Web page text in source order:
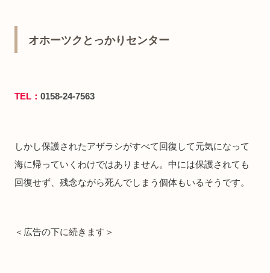
オホーツクとっかりセンター
TEL： 0158-24-7563
しかし保護されたアザラシがすべて回復して元気になって
海に帰っていくわけではありません。中には保護されても
回復せず、残念ながら死んでしまう個体もいるそうです。
＜広告の下に続きます＞